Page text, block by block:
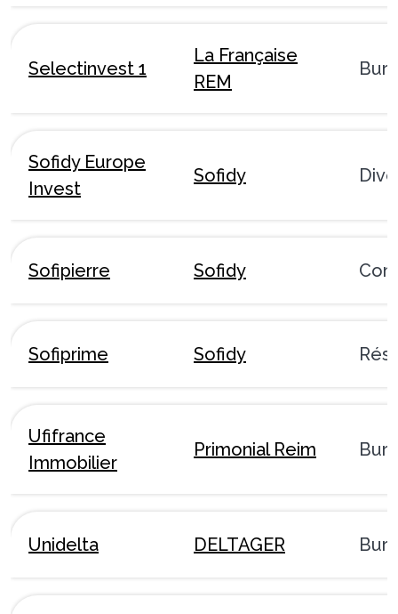
Selectinvest 1
La Française
REM
Sofidy Europe
Invest
Sofidy
Sofipierre Sofidy
Sofiprime Sofidy
Ufifrance
Immobilier
Primonial Reim
Unidelta DELTAGER